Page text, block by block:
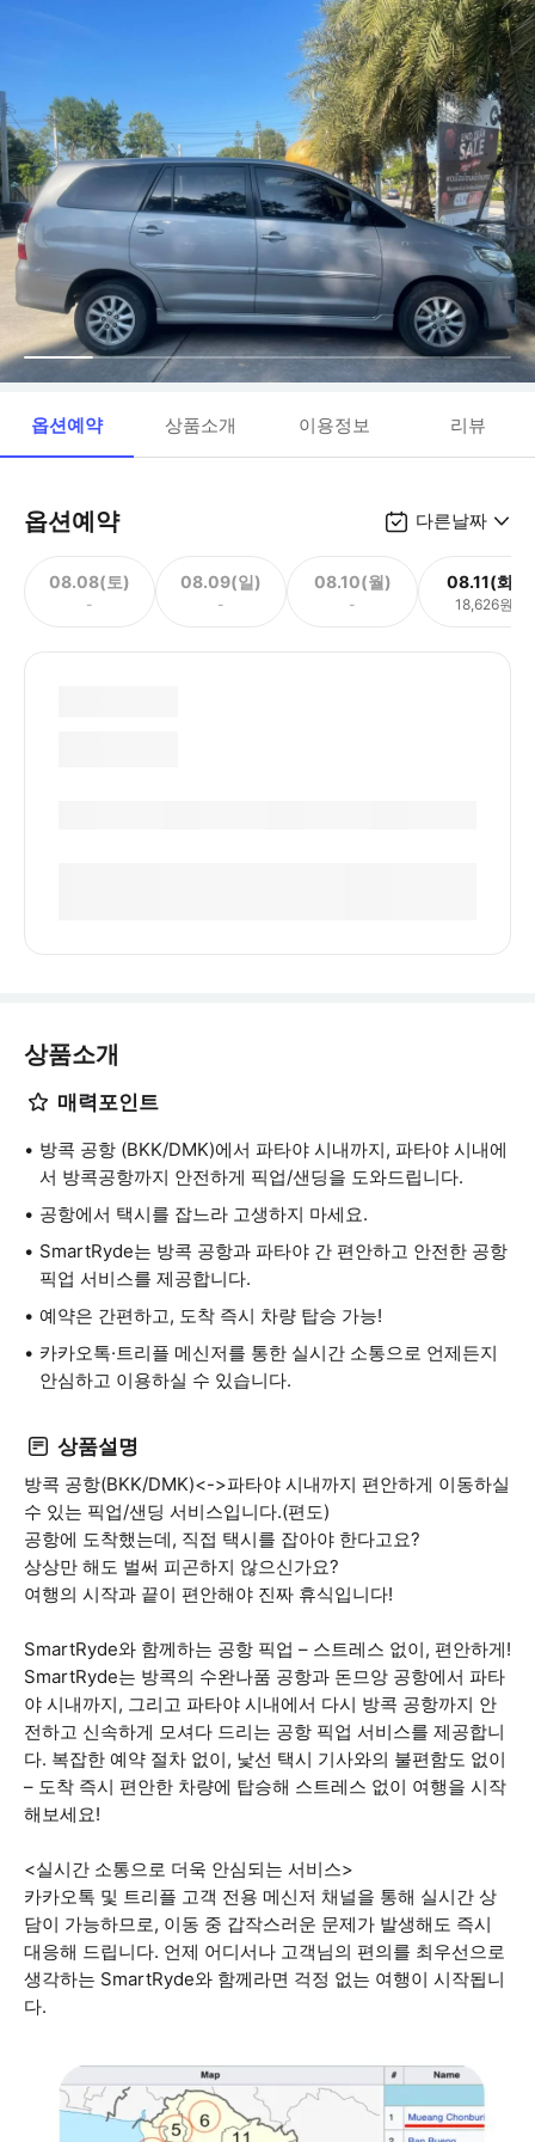
옵션예약 상품소개 이용정보 리뷰
옵션예약 다른날짜
08.08(토)
-
08.09(일)
-
08.10(월)
-
08.11(화)
18,626원
상품소개
매력포인트
방콕 공항 (BKK/DMK)에서 파타야 시내까지, 파타야 시내에
서 방콕공항까지 안전하게 픽업/샌딩을 도와드립니다.
공항에서 택시를 잡느라 고생하지 마세요.
SmartRyde는 방콕 공항과 파타야 간 편안하고 안전한 공항
픽업 서비스를 제공합니다.
예약은 간편하고, 도착 즉시 차량 탑승 가능!
카카오톡·트리플 메신저를 통한 실시간 소통으로 언제든지
안심하고 이용하실 수 있습니다.
상품설명
방콕 공항(BKK/DMK)<->파타야 시내까지 편안하게 이동하실
수 있는 픽업/샌딩 서비스입니다.(편도)
공항에 도착했는데, 직접 택시를 잡아야 한다고요?
상상만 해도 벌써 피곤하지 않으신가요?
여행의 시작과 끝이 편안해야 진짜 휴식입니다!
SmartRyde와 함께하는 공항 픽업 – 스트레스 없이, 편안하게!
SmartRyde는 방콕의 수완나품 공항과 돈므앙 공항에서 파타
야 시내까지, 그리고 파타야 시내에서 다시 방콕 공항까지 안
전하고 신속하게 모셔다 드리는 공항 픽업 서비스를 제공합니
다. 복잡한 예약 절차 없이, 낯선 택시 기사와의 불편함도 없이
– 도착 즉시 편안한 차량에 탑승해 스트레스 없이 여행을 시작
해보세요!
<실시간 소통으로 더욱 안심되는 서비스>
카카오톡 및 트리플 고객 전용 메신저 채널을 통해 실시간 상
담이 가능하므로, 이동 중 갑작스러운 문제가 발생해도 즉시
대응해 드립니다. 언제 어디서나 고객님의 편의를 최우선으로
생각하는 SmartRyde와 함께라면 걱정 없는 여행이 시작됩니
다.